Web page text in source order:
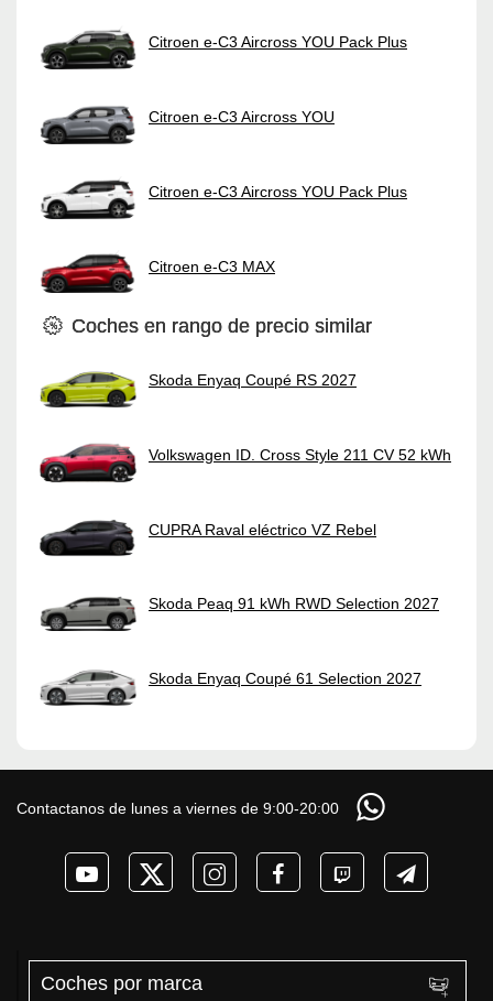
Citroen e-C3 Aircross YOU Pack Plus
Citroen e-C3 Aircross YOU
Citroen e-C3 Aircross YOU Pack Plus
Citroen e-C3 MAX
Coches en rango de precio similar
Skoda Enyaq Coupé RS 2027
Volkswagen ID. Cross Style 211 CV 52 kWh
CUPRA Raval eléctrico VZ Rebel
Skoda Peaq 91 kWh RWD Selection 2027
Skoda Enyaq Coupé 61 Selection 2027
Contactanos de lunes a viernes de 9:00-20:00
Coches por marca